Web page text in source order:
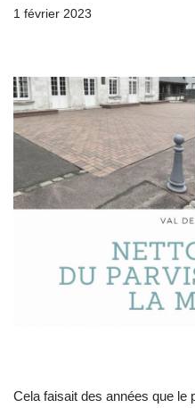
1 février 2023
Cela faisait des années que le